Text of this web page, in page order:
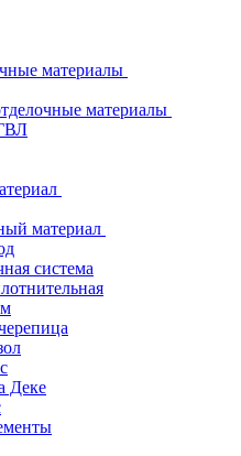
материалы
материалы
материал
система
Деке